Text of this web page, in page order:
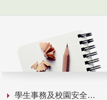
學生事務及校園安全